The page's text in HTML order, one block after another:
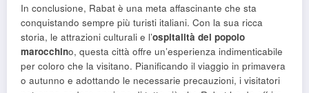
In conclusione, Rabat è una meta affascinante che sta
conquistando sempre più turisti italiani. Con la sua ricca
storia, le attrazioni culturali e l’ospitalità del popolo
marocchino, questa città offre un’esperienza indimenticabile
per coloro che la visitano. Pianificando il viaggio in primavera
o autunno e adottando le necessarie precauzioni, i visitatori